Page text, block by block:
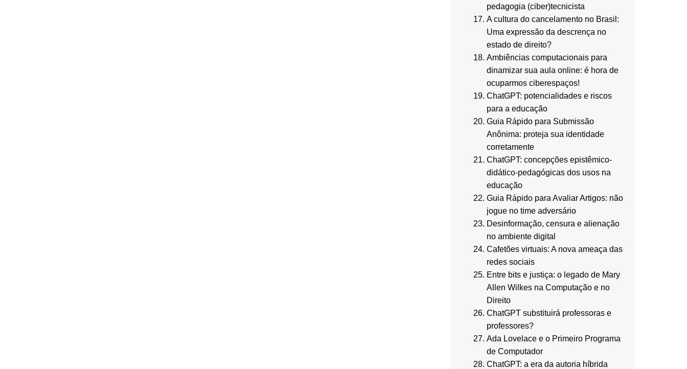
pedagogia (ciber)tecnicista
A cultura do cancelamento no Brasil:
Uma expressão da descrença no
estado de direito?
Ambiências computacionais para
dinamizar sua aula online: é hora de
ocuparmos ciberespaços!
ChatGPT: potencialidades e riscos
para a educação
Guia Rápido para Submissão
Anônima: proteja sua identidade
corretamente
ChatGPT: concepções epistêmico-
didático-pedagógicas dos usos na
educação
Guia Rápido para Avaliar Artigos: não
jogue no time adversário
Desinformação, censura e alienação
no ambiente digital
Cafetões virtuais: A nova ameaça das
redes sociais
Entre bits e justiça: o legado de Mary
Allen Wilkes na Computação e no
Direito
ChatGPT substituirá professoras e
professores?
Ada Lovelace e o Primeiro Programa
de Computador
ChatGPT: a era da autoria híbrida